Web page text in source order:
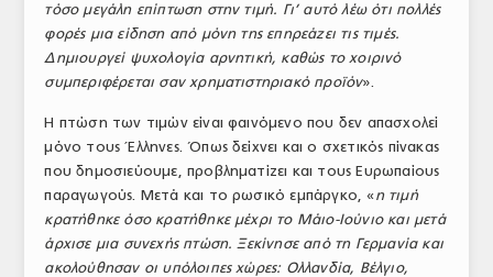
τόσο μεγάλη επίπτωση στην τιμή. Γι’ αυτό λέω ότι πολλές
φορές μια είδηση από μόνη της επηρεάζει τις τιμές.
Δημιουργεί ψυχολογία αρνητική, καθώς το χοιρινό
συμπεριφέρεται σαν χρηματιστηριακό προϊόν».
Η πτώση των τιμών είναι φαινόμενο που δεν απασχολεί
μόνο τους Έλληνες. Όπως δείχνει και ο σχετικός πίνακας
που δημοσιεύουμε, προβληματίζει και τους Ευρωπαίους
παραγωγούς. Μετά και το ρωσικό εμπάργκο, «η τιμή
κρατήθηκε όσο κρατήθηκε μέχρι το Μάιο-Ιούνιο και μετά
άρχισε μια συνεχής πτώση. Ξεκίνησε από τη Γερμανία και
ακολούθησαν οι υπόλοιπες χώρες: Ολλανδία, Βέλγιο,